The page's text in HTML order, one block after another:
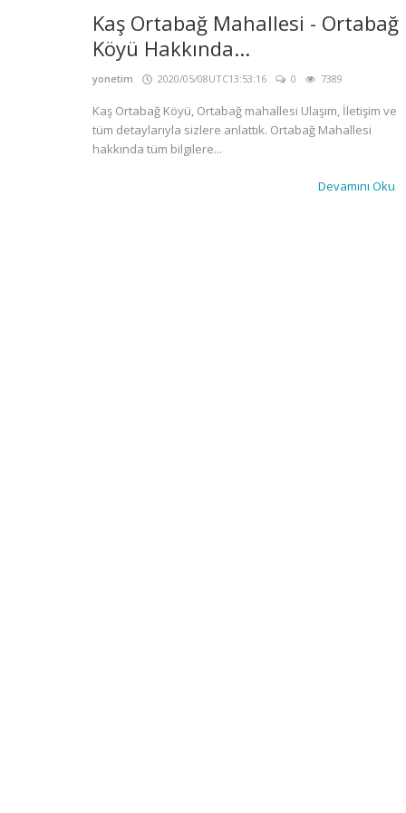
Kaş Ortabağ Mahallesi - Ortabağ
Köyü Hakkında...
yonetim 2020/05/08UTC13:53:16 0 7389
Kaş Ortabağ Köyü, Ortabağ mahallesi Ulaşım, İletişim ve
tüm detaylarıyla sizlere anlattık. Ortabağ Mahallesi
hakkında tüm bilgilere...
Devamını Oku